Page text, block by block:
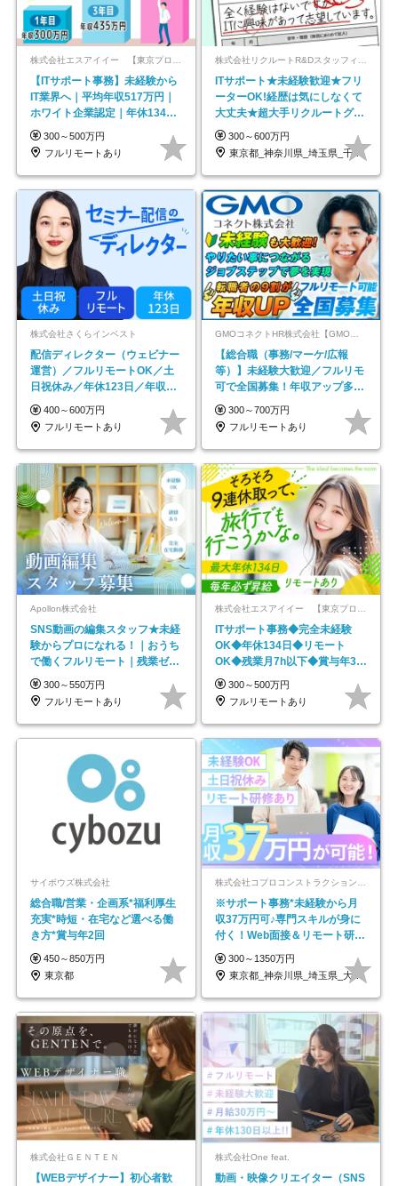
【ITサポート事務】未経験から
IT業界へ｜平均年収517万円｜
ホワイト企業認定｜年休134日
｜リモートOK
300～500万円
フルリモートあり
ITサポート★未経験歓迎★フリ
ーターOK!経歴は気にしなくて
大丈夫★超大手リクルートグル
ープの正社員/sg
300～600万円
東京都_神奈川県_埼玉県_千葉県_大阪府…
株式会社さくらインベスト
配信ディレクター（ウェビナー
運営）／フルリモートOK／土
日祝休み／年休123日／年収
600万円可
400～600万円
フルリモートあり
GMOコネクトHR株式会社【GMOインターネットグループ】
【総合職（事務/マーケ/広報
等）】未経験大歓迎／フルリモ
可で全国募集！年収アップ多数
★年休最大130日★
300～700万円
フルリモートあり
Apollon株式会社
SNS動画の編集スタッフ★未経
験からプロになれる！｜おうち
で働くフルリモート｜残業ゼロ
で18時退勤◎
300～550万円
フルリモートあり
ITサポート事務◆完全未経験
OK◆年休134日◆リモート
OK◆残業月7h以下◆賞与年3回
◆5年目まで必ず昇給
300～500万円
フルリモートあり
サイボウズ株式会社
総合職/営業・企画系*福利厚生
充実*時短・在宅など選べる働
き方*賞与年2回
450～850万円
東京都
※サポート事務*未経験から月
収37万円可♪専門スキルが身に
付く！Web面接＆リモート研修
も充実♪/a
300～1350万円
東京都_神奈川県_埼玉県_大阪府_愛知県…
株式会社ＧＥＮＴＥＮ
【WEBデザイナー】初⼼者歓
株式会社One feat.
動画・映像クリエイター（SNS